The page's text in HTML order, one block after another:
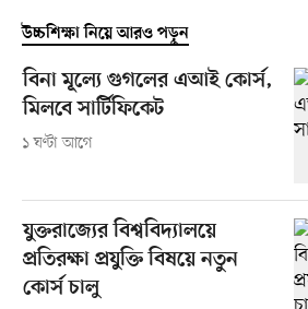
উচ্চশিক্ষা নিয়ে আরও পড়ুন
বিনা মূল্যে গুগলের এআই কোর্স,
মিলবে সার্টিফিকেট
১ ঘণ্টা আগে
যুক্তরাজ্যের বিশ্ববিদ্যালয়ে
প্রতিরক্ষা প্রযুক্তি বিষয়ে নতুন
কোর্স চালু